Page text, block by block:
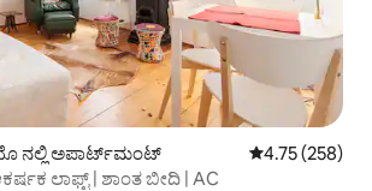
ನಲ್ಲಿ ಅಪಾರ್ಟ್‌ಮಂಟ್ 5 ರಲ್ಲಿ 4.75
4.75 (258)
ಲಾಫ್ಟ್ | ಶಾಂತ ಬೀದಿ | AC